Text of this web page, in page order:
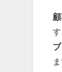
す
ま